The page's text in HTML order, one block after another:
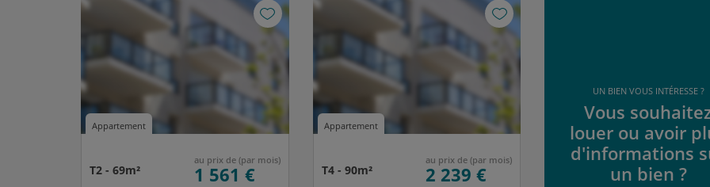
Appartement
T2 - 69m²
au prix de (par mois)
1 561 €
Appartement
T4 - 90m²
au prix de (par mois)
2 239 €
UN BIEN VOUS INTÉRESSE ?
Vous
louer ou avoir
d'informations
un bien ?